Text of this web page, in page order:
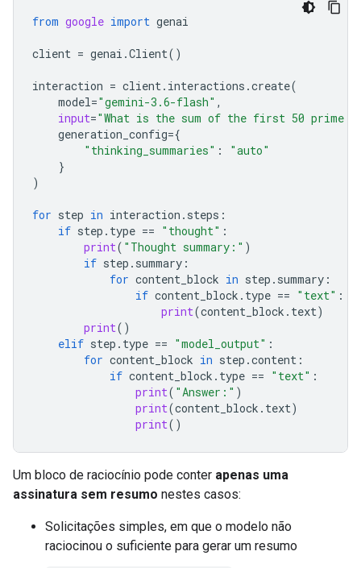
from google import genai
client = genai .Client()
interaction = client. interactions .create(
model="gemini-3.6-flash" ,
input="What is the sum of the first 50 prime
generation_config={
"thinking_summaries" :
"auto"
}
)
for step in interaction . steps :
if step . type == "thought" :
print( "Thought summary:" )
if step . summary :
for content_block in step . summary :
if content_block . type == "text" :
print(content_block . text)
print()
elif step . type == "model_output" :
for content_block in step .content :
if content_block . type == "text" :
print( "Answer:" )
print(content_block . text)
print()
Um bloco de raciocínio pode conter apenas uma
assinatura sem resumo nestes casos:
Solicitações simples, em que o modelo não
raciocinou o suficiente para gerar um resumo